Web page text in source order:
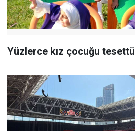
Yüzlerce kız çocuğu